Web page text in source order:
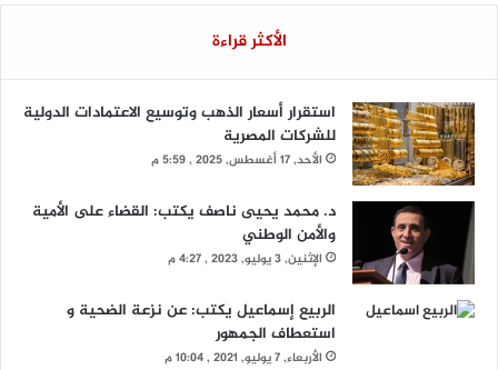
الأكثر قراءة
استقرار أسعار الذهب وتوسيع الاعتمادات الدولية
للشركات المصرية
الأحد, 17 أغسطس, 2025 , 5:59 م
د. محمد يحيى ناصف يكتب: القضاء على الأمية
والأمن الوطني
الإثنين, 3 يوليو, 2023 , 4:27 م
الربيع إسماعيل يكتب: عن نزعة الضحية و
استعطاف الجمهور
الأربعاء, 7 يوليو, 2021 , 10:04 م